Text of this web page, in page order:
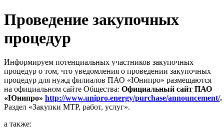
Проведение закупочных
процедур
Информируем потенциальных участников закупочных
процедур о том, что уведомления о проведении закупочных
процедур для нужд филиалов ПАО «Юнипро» размещаются
на официальном сайте Общества: Официальный сайт ПАО
«Юнипро» http://www.unipro.energy/purchase/announcement/.
Раздел «Закупки МТР, работ, услуг».
а также: